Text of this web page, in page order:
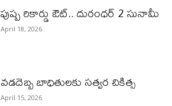
పుష్ప రికార్డు ఔట్‌.. దురంధ‌ర్ 2 సునామీ
April 18, 2026
వడదెబ్బ బాధితులకు సత్వర చికిత్స
April 15, 2026